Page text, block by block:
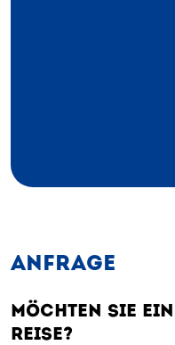
ANFRAGE
MÖCHTEN SIE
REISE?